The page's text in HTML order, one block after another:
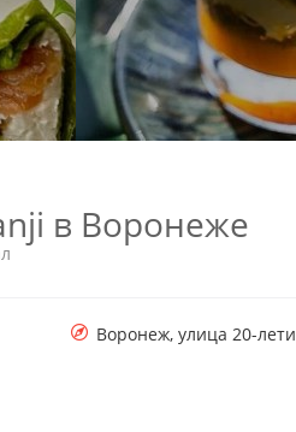
в Воронеже
Воронеж, улица 20-